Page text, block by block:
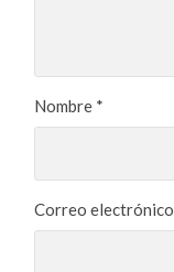
Nombre *
Correo electrónico